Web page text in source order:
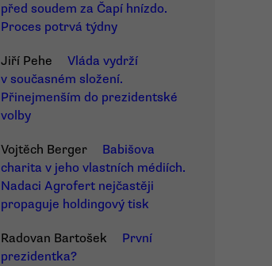
před soudem za Čapí hnízdo.
Proces potrvá týdny
Jiří Pehe
Vláda vydrží
v současném složení.
Přinejmenším do prezidentské
volby
Vojtěch Berger
Babišova
charita v jeho vlastních médiích.
Nadaci Agrofert nejčastěji
propaguje holdingový tisk
Radovan Bartošek
První
prezidentka?